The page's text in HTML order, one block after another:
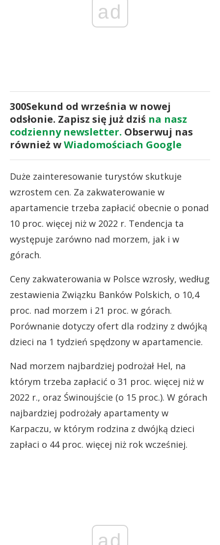
ad
300Sekund od września w nowej
odsłonie. Zapisz się już dziś na nasz
codzienny newsletter. Obserwuj nas
również wWiadomościach Google
Duże zainteresowanie turystów skutkuje
wzrostem cen. Za zakwaterowanie w
apartamencie trzeba zapłacić obecnie o ponad
10 proc. więcej niż w 2022 r. Tendencja ta
występuje zarówno nad morzem, jak i w
górach.
Ceny zakwaterowania w Polsce wzrosły, według
zestawienia Związku Banków Polskich, o 10,4
proc. nad morzem i 21 proc. w górach.
Porównanie dotyczy ofert dla rodziny z dwójką
dzieci na 1 tydzień spędzony w apartamencie.
Nad morzem najbardziej podrożał Hel, na
którym trzeba zapłacić o 31 proc. więcej niż w
2022 r., oraz Świnoujście (o 15 proc.). W górach
najbardziej podrożały apartamenty w
Karpaczu, w którym rodzina z dwójką dzieci
zapłaci o 44 proc. więcej niż rok wcześniej.
ad